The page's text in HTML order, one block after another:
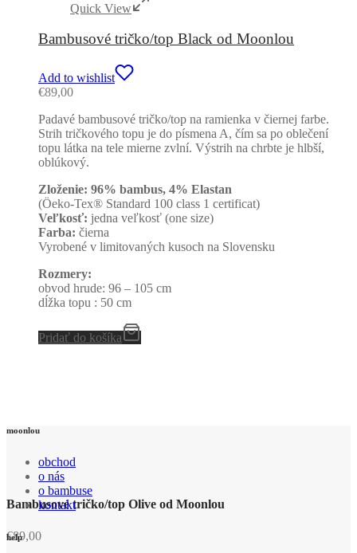
Quick View
Bambusové tričko/top Black od Moonlou
Add to wishlist
€89,00
Padavé bambusové tričko/top na ramienka v čiernej farbe.
Strih tričkového topu je do písmena A, čím sa po oblečení
topu látka na tele mierne zvlní. Výstrih na chrbte je hlbší,
oblúkový.
Zloženie: 96% bambus, 4% Elastan
(Öeko-Tex® Standard 100 class 1 certificat)
Veľkosť: jedna veľkosť (one size)
Farba: čierna
Vyrobené v limitovaných kusoch na Slovensku
Rozmery:
obvod hrude: 96 – 105 cm
dĺžka topu : 50 cm
Pridať do košíka
Bambusové tričko/top Olive od Moonlou
€89,00
moonlou
obchod
o nás
o bambuse
kontakt
help